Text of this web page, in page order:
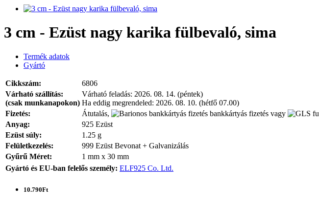
3 cm - Ezüst nagy karika fülbevaló, sima
Termék adatok
Gyártó
Cikkszám:
6806
Várható szállítás:
(csak munkanapokon)
Várható feladás: 2026. 08. 14. (péntek)
Ha eddig megrendeled: 2026. 08. 10. (hétfő 07.00)
Fizetés:
Átutalás, bankkártyás fizetés vagy
Anyag:
925 Ezüst
Ezüst súly:
1.25 g
Felületkezelés:
999 Ezüst Bevonat + Galvanizálás
Gyűrű Méret:
1 mm x 30 mm
Gyártó és EU-ban felelős személy: ELF925 Co. Ltd.
10.790Ft